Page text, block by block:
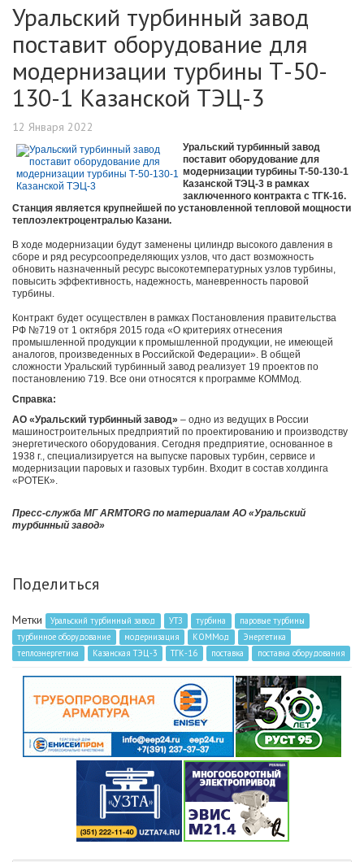
Уральский турбинный завод
поставит оборудование для
модернизации турбины Т-50-
130-1 Казанской ТЭЦ-3
12 Января 2022
Уральский турбинный завод
поставит оборудование для
модернизации турбины Т-50-130-1
Казанской ТЭЦ-3 в рамках
заключенного контракта с ТГК-16.
Станция является крупнейшей по установленной тепловой мощности
теплоэлектроцентралью Казани.
В ходе модернизации будут заменены цилиндр высокого давления в
сборе и ряд ресурсоопределяющих узлов, что даст возможность
обновить назначенный ресурс высокотемпературных узлов турбины,
повысить эффективность, надежность, маневренность паровой
турбины.
Контракт будет осуществлен в рамках Постановления правительства
РФ №719 от 1 октября 2015 года «О критериях отнесения
промышленной продукции к промышленной продукции, не имеющей
аналогов, произведенных в Российской Федерации». В общей
сложности Уральский турбинный завод реализует 19 проектов по
постановлению 719. Все они относятся к программе КОММод.
Справка:
АО «Уральский турбинный завод» ‒ одно из ведущих в России
машиностроительных предприятий по проектированию и производству
энергетического оборудования. Сегодня предприятие, основанное в
1938 г., специализируется на выпуске паровых турбин, сервисе и
модернизации паровых и газовых турбин. Входит в состав холдинга
«РОТЕК».
Пресс-служба МГ ARMTORG по материалам АО «Уральский
турбинный завод»
Поделиться
Метки Уральский турбинный завод УТЗ турбина
паровые турбины
турбинное оборудование
модернизация КОММод
Энергетика
теплоэнергетика
Казанская ТЭЦ-3 ТГК-16 поставка поставка оборудования